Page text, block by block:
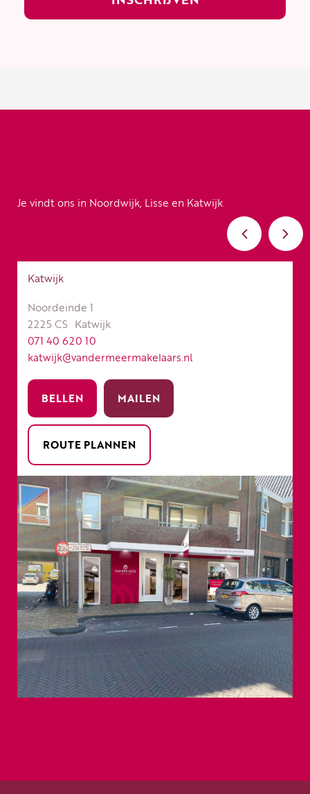
Je vindt ons in Noordwijk, Lisse en Katwijk
Katwijk
Noordeinde 1
2225 CS Katwijk
071 40 620 10
katwijk@vandermeermakelaars.nl
BELLEN MAILEN
ROUTE PLANNEN